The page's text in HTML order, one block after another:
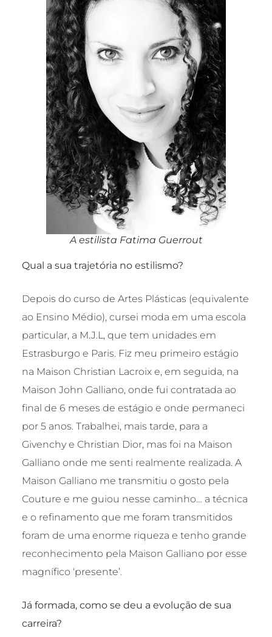
A estilista Fatima Guerrout
Qual a sua trajetória no estilismo?
Depois do curso de Artes Plásticas (equivalente
ao Ensino Médio), cursei moda em uma escola
particular, a M.J.L, que tem unidades em
Estrasburgo e Paris. Fiz meu primeiro estágio
na Maison Christian Lacroix e, em seguida, na
Maison John Galliano, onde fui contratada ao
final de 6 meses de estágio e onde permaneci
por 5 anos. Trabalhei, mais tarde, para a
Givenchy e Christian Dior, mas foi na Maison
Galliano onde me senti realmente realizada. A
Maison Galliano me transmitiu o gosto pela
Couture e me guiou nesse caminho… a técnica
e o refinamento que me foram transmitidos
foram de uma enorme riqueza e tenho grande
reconhecimento pela Maison Galliano por esse
magnífico ‘presente’.
Já formada, como se deu a evolução de sua
carreira?